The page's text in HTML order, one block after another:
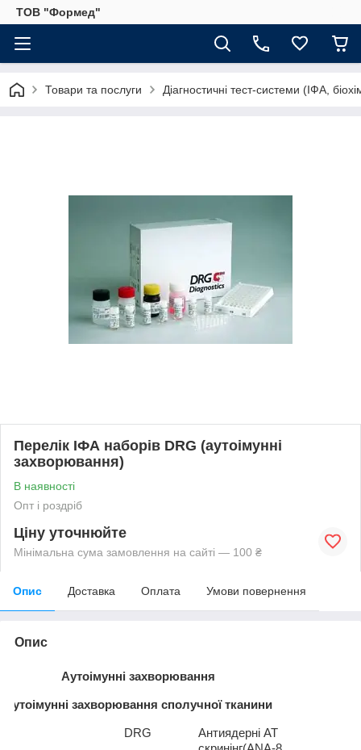
ТОВ "Формед"
Товари та послуги Діагностичні тест-системи (ІФА,
Перелік ІФА наборів DRG (аутоімунні
захворювання)
В наявності
Опт і роздріб
Ціну уточнюйте
Мінімальна сума замовлення на сайті — 100 ₴
Опис Доставка Оплата Умови повернення
Опис
Аутоімунні захворювання
Аутоімунні захворювання сполучної тканини
DRG Антиядерні АТ